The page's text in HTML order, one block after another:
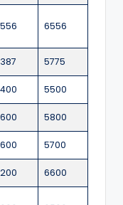
6556
5775
5500
5800
5700
6600